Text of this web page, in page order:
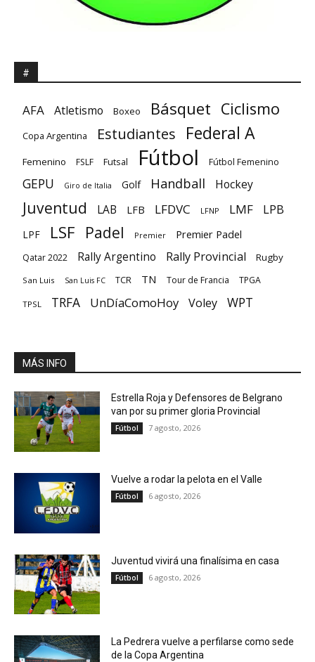
#
AFA Atletismo Boxeo Básquet Ciclismo
Copa Argentina Estudiantes Federal A
Femenino FSLF Futsal Fútbol Fútbol Femenino
GEPU Giro de Italia Golf Handball Hockey
Juventud LAB LFB LFDVC LFNP LMF LPB
LPF LSF Padel Premier Premier Padel
Qatar 2022 Rally Argentino Rally Provincial Rugby
San Luis San Luis FC TCR TN Tour de Francia TPGA
TPSL TRFA UnDíaComoHoy Voley WPT
MÁS INFO
Estrella Roja y Defensores de Belgrano
van por su primer gloria Provincial
Fútbol 7 agosto, 2026
Vuelve a rodar la pelota en el Valle
Fútbol 6 agosto, 2026
Juventud vivirá una finalísima en casa
Fútbol 6 agosto, 2026
La Pedrera vuelve a perfilarse como sede
de la Copa Argentina